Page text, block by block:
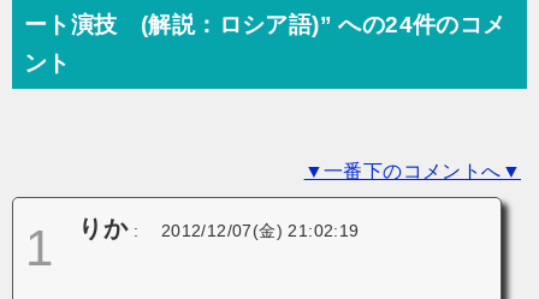
ゲ
ー
ート演技 (解説：ロシア語)” への24件のコメ
ント
▼一番下のコメントへ▼
1 りか: 2012/12/07(金) 21:02:19